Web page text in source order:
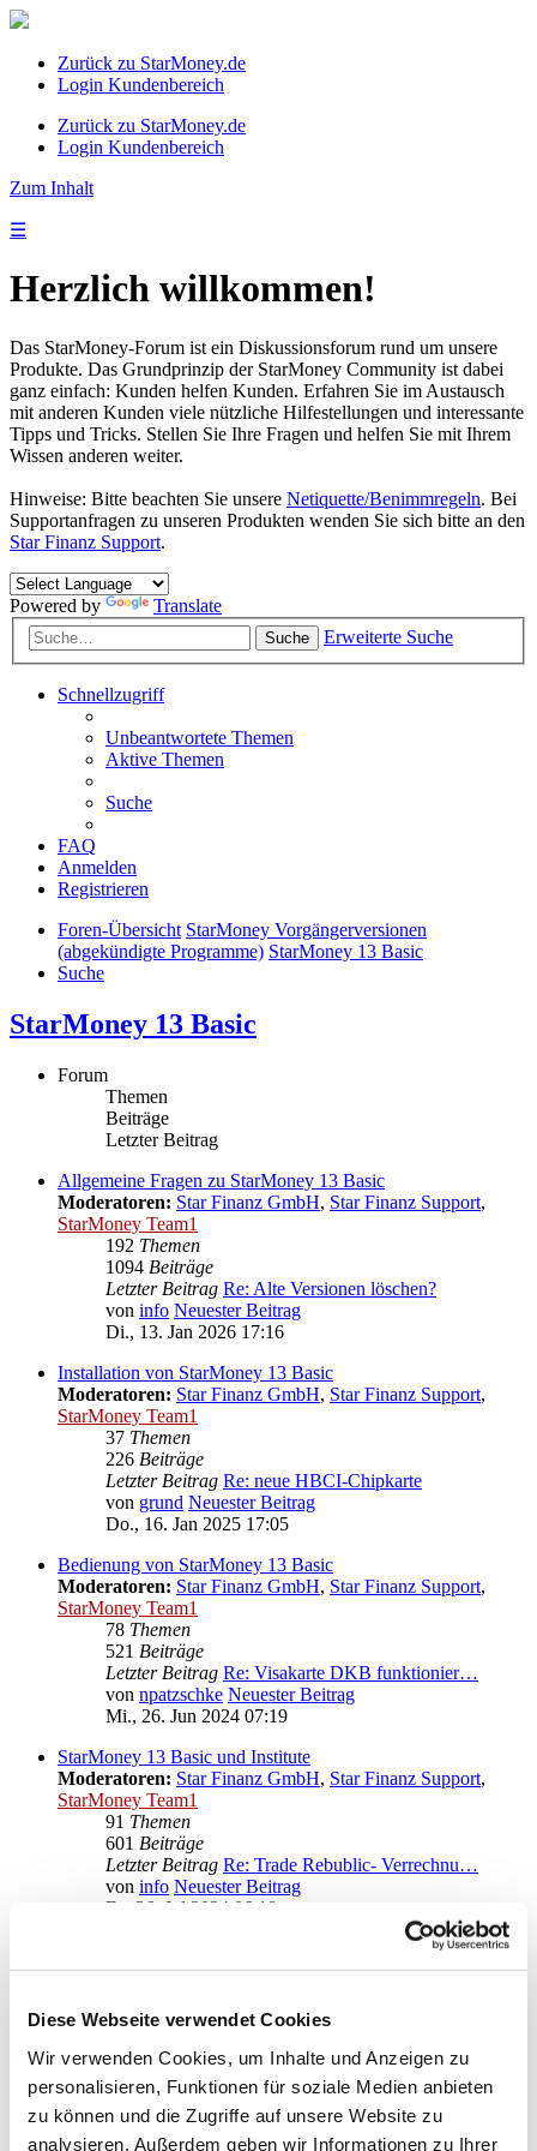
Diese Webseite verwendet Cookies
Wir verwenden Cookies, um Inhalte und Anzeigen zu
personalisieren, Funktionen für soziale Medien anbieten
zu können und die Zugriffe auf unsere Website zu
analysieren. Außerdem geben wir Informationen zu Ihrer
Zurück zu StarMoney.de
Login Kundenbereich
Zurück zu StarMoney.de
Login Kundenbereich
Zum Inhalt
☰
Herzlich willkommen!
Das StarMoney-Forum ist ein Diskussionsforum rund um unsere
Produkte. Das Grundprinzip der StarMoney Community ist dabei
ganz einfach: Kunden helfen Kunden. Erfahren Sie im Austausch
mit anderen Kunden viele nützliche Hilfestellungen und interessante
Tipps und Tricks. Stellen Sie Ihre Fragen und helfen Sie mit Ihrem
Wissen anderen weiter.
Hinweise: Bitte beachten Sie unsere Netiquette/Benimmregeln. Bei
Supportanfragen zu unseren Produkten wenden Sie sich bitte an den
Star Finanz Support.
Powered by Translate
Suche Erweiterte Suche
Schnellzugriff
Unbeantwortete Themen
Aktive Themen
Suche
FAQ
Anmelden
Registrieren
Foren-Übersicht StarMoney Vorgängerversionen
(abgekündigte Programme) StarMoney 13 Basic
Suche
StarMoney 13 Basic
Forum
Themen
Beiträge
Letzter Beitrag
Allgemeine Fragen zu StarMoney 13 Basic
Moderatoren: Star Finanz GmbH, Star Finanz Support,
StarMoney Team1
192 Themen
1094 Beiträge
Letzter Beitrag Re: Alte Versionen löschen?
von info Neuester Beitrag
Di., 13. Jan 2026 17:16
Installation von StarMoney 13 Basic
Moderatoren: Star Finanz GmbH, Star Finanz Support,
StarMoney Team1
37 Themen
226 Beiträge
Letzter Beitrag Re: neue HBCI-Chipkarte
von grund Neuester Beitrag
Do., 16. Jan 2025 17:05
Bedienung von StarMoney 13 Basic
Moderatoren: Star Finanz GmbH, Star Finanz Support,
StarMoney Team1
78 Themen
521 Beiträge
Letzter Beitrag Re: Visakarte DKB funktionier…
von npatzschke Neuester Beitrag
Mi., 26. Jun 2024 07:19
StarMoney 13 Basic und Institute
Moderatoren: Star Finanz GmbH, Star Finanz Support,
StarMoney Team1
91 Themen
601 Beiträge
Letzter Beitrag Re: Trade Rebublic- Verrechnu…
von info Neuester Beitrag
Fr., 26. Jul 2024 06:18
Anregungen und Wünsche zu StarMoney 13 Basic
Moderatoren: Star Finanz GmbH,Star Finanz Support,
Gehe zu
Star Finanz GmbH
↳ Ankündigungen der Star Finanz GmbH
↳ Inhalte OnlineUpdates (Produktaktualisierungen)